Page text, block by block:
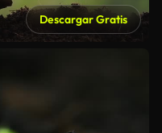
Descargar Gratis